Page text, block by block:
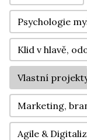
Psychologie
Klid v hlavě,
Vlastní
Marketing,
Agile &